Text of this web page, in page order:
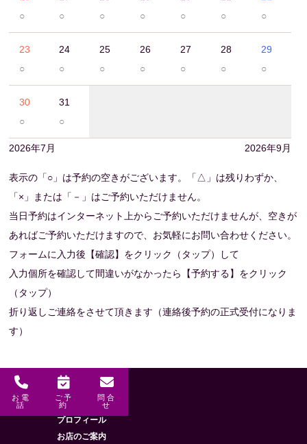
○
○
○
○
○
○
○
23
○
24
○
25
○
26
○
27
○
28
○
29
○
30
○
31
○
2026年7月 2026年9月
表示の「○」は予約の空きがございます。「△」は残りわずか、
「×」または「－」はご予約いただけません。
当日予約はインターネット上からご予約いただけませんが、空きが
あればご予約いただけますので、お気軽にお問い合わせください。
フォームに入力後【確認】をクリック（タップ）して
入力個所を確認して間違いがなかったら【予約する】をクリック
（タップ）
折り返しご連絡をさせて頂きます（連絡後予約の正式受付になりま
す）
お電
話
ご予
約
問合
せ
メニュー
HOME
プロフィール
お店のご案内